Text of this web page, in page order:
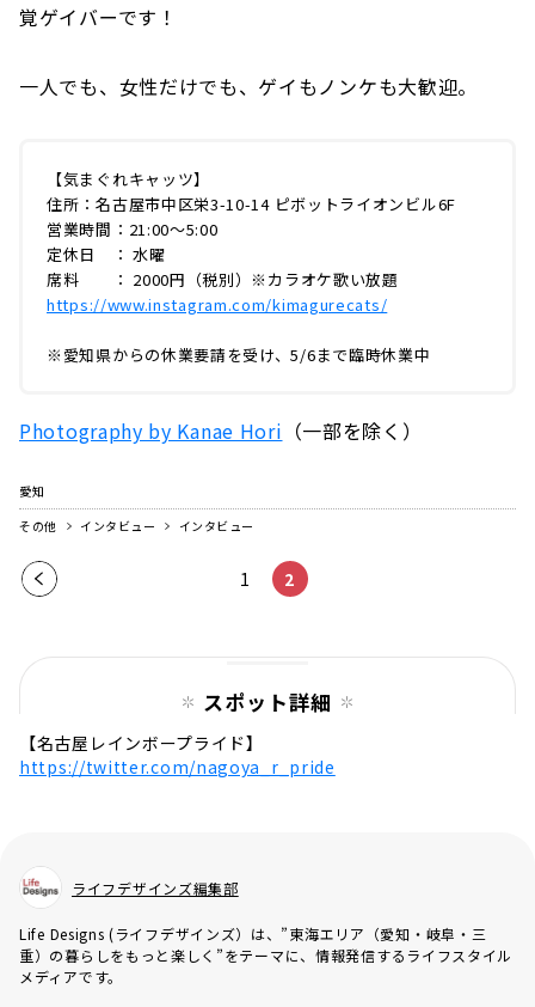
覚ゲイバーです！
一人でも、女性だけでも、ゲイもノンケも大歓迎。
【気まぐれキャッツ】
住所：名古屋市中区栄3-10-14 ピボットライオンビル6F
営業時間：21:00～5:00
定休日 ： 水曜
席料 ： 2000円（税別）※カラオケ歌い放題
https://www.instagram.com/kimagurecats/
※愛知県からの休業要請を受け、5/6まで臨時休業中
Photography by Kanae Hori （一部を除く）
愛知
その他
インタビュー インタビュー
前の
1 2
スポット詳細
【名古屋レインボープライド】
https://twitter.com/nagoya_r_pride
ライフデザインズ編集部
Life Designs (ライフデザインズ）は、”東海エリア（愛知・岐阜・三
重）の暮らしをもっと楽しく”をテーマに、情報発信するライフスタイル
メディアです。